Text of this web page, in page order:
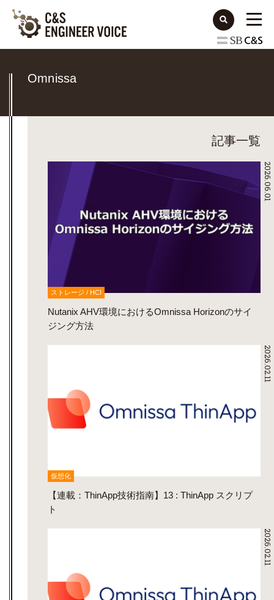
Omnissa
記事一覧
2026.06.01
ストレージ / HCI
Nutanix AHV環境におけるOmnissa Horizonのサイ
ジング方法
2026.02.11
仮想化
【連載：ThinApp技術指南】13 : ThinApp スクリプ
ト
2026.02.11